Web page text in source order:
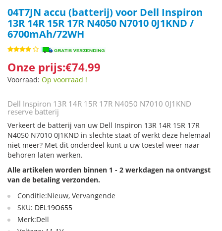
04T7JN accu (batterij) voor Dell Inspiron
13R 14R 15R 17R N4050 N7010 0J1KND /
6700mAh/72WH
Onze prijs:€74.99
Voorraad: Op voorraad !
Dell Inspiron 13R 14R 15R 17R N4050 N7010 0J1KND
reserve batterij
Verkeert de batterij van uw Dell Inspiron 13R 14R 15R 17R
N4050 N7010 0J1KND in slechte staat of werkt deze helemaal
niet meer? Met dit onderdeel kunt u uw toestel weer naar
behoren laten werken.
Alle artikelen worden binnen 1 - 2 werkdagen na ontvangst
van de betaling verzonden.
Conditie:Nieuw, Vervangende
SKU: DEL19O655
Merk:Dell